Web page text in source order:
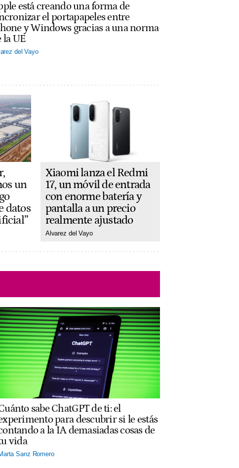
está creando una forma de
el portapapeles entre
y Windows gracias a una norma
la UE
del Vayo
un
datos
Xiaomi lanza el Redmi
17, un móvil de entrada
con enorme batería y
pantalla a un precio
realmente ajustado
Alvarez del Vayo
sabe ChatGPT de ti: el
para descubrir si le estás
a la IA demasiadas cosas de
vida
Sanz Romero